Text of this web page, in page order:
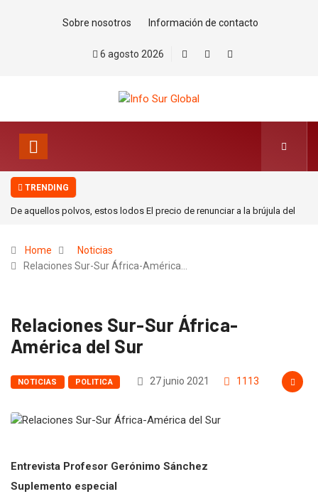
Sobre nosotros Información de contacto
6 agosto 2026
TRENDING
De aquellos polvos, estos lodos El precio de renunciar a la brújula del
Home
Noticias
Relaciones Sur-Sur África-América…
Relaciones Sur-Sur África-
América del Sur
NOTICIAS POLITICA 27 junio 2021 1113
Entrevista Profesor Gerónimo Sánchez
Suplemento especial